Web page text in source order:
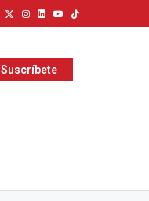
Suscríbete